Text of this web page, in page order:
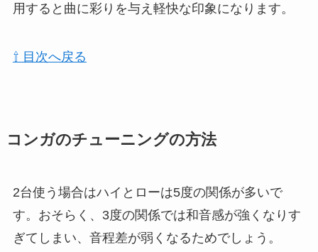
用すると曲に彩りを与え軽快な印象になります。
⇧ 目次へ戻る
コンガのチューニングの方法
2台使う場合はハイとローは5度の関係が多いで
す。おそらく、3度の関係では和音感が強くなりす
ぎてしまい、音程差が弱くなるためでしょう。